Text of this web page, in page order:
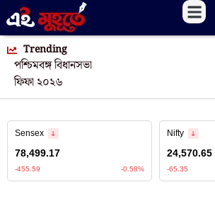
Trending
পশ্চিমবঙ্গ বিধানসভা
ফিফা ২০২৬